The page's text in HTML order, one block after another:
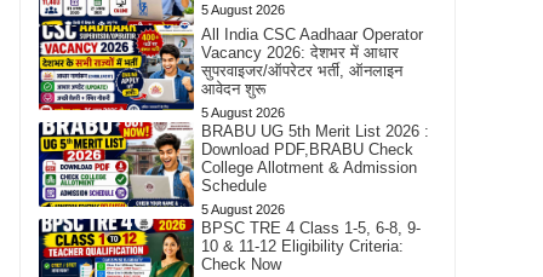
5 August 2026
All India CSC Aadhaar Operator
Vacancy 2026: देशभर में आधार
सुपरवाइजर/ऑपरेटर भर्ती, ऑनलाइन
आवेदन शुरू
5 August 2026
BRABU UG 5th Merit List 2026 :
Download PDF,BRABU Check
College Allotment & Admission
Schedule
5 August 2026
BPSC TRE 4 Class 1-5, 6-8, 9-
10 & 11-12 Eligibility Criteria:
Check Now